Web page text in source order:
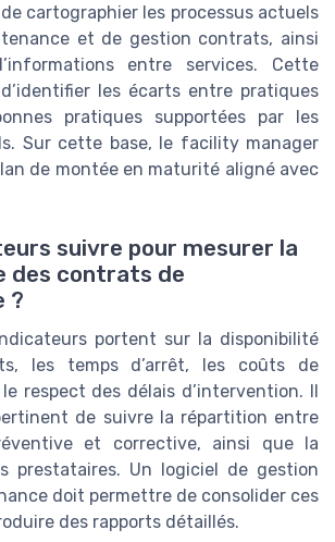
cartographier les processus actuels
et de gestion contrats, ainsi
entre services. Cette
les écarts entre pratiques
pratiques supportées par les
Sur cette base, le facility manager
de montée en maturité aligné avec
suivre pour mesurer la
des contrats de
?
portent sur la disponibilité
les temps d’arrêt, les coûts de
respect des délais d’intervention. Il
de suivre la répartition entre
et corrective, ainsi que la
prestataires. Un logiciel de gestion
doit permettre de consolider ces
des rapports détaillés.